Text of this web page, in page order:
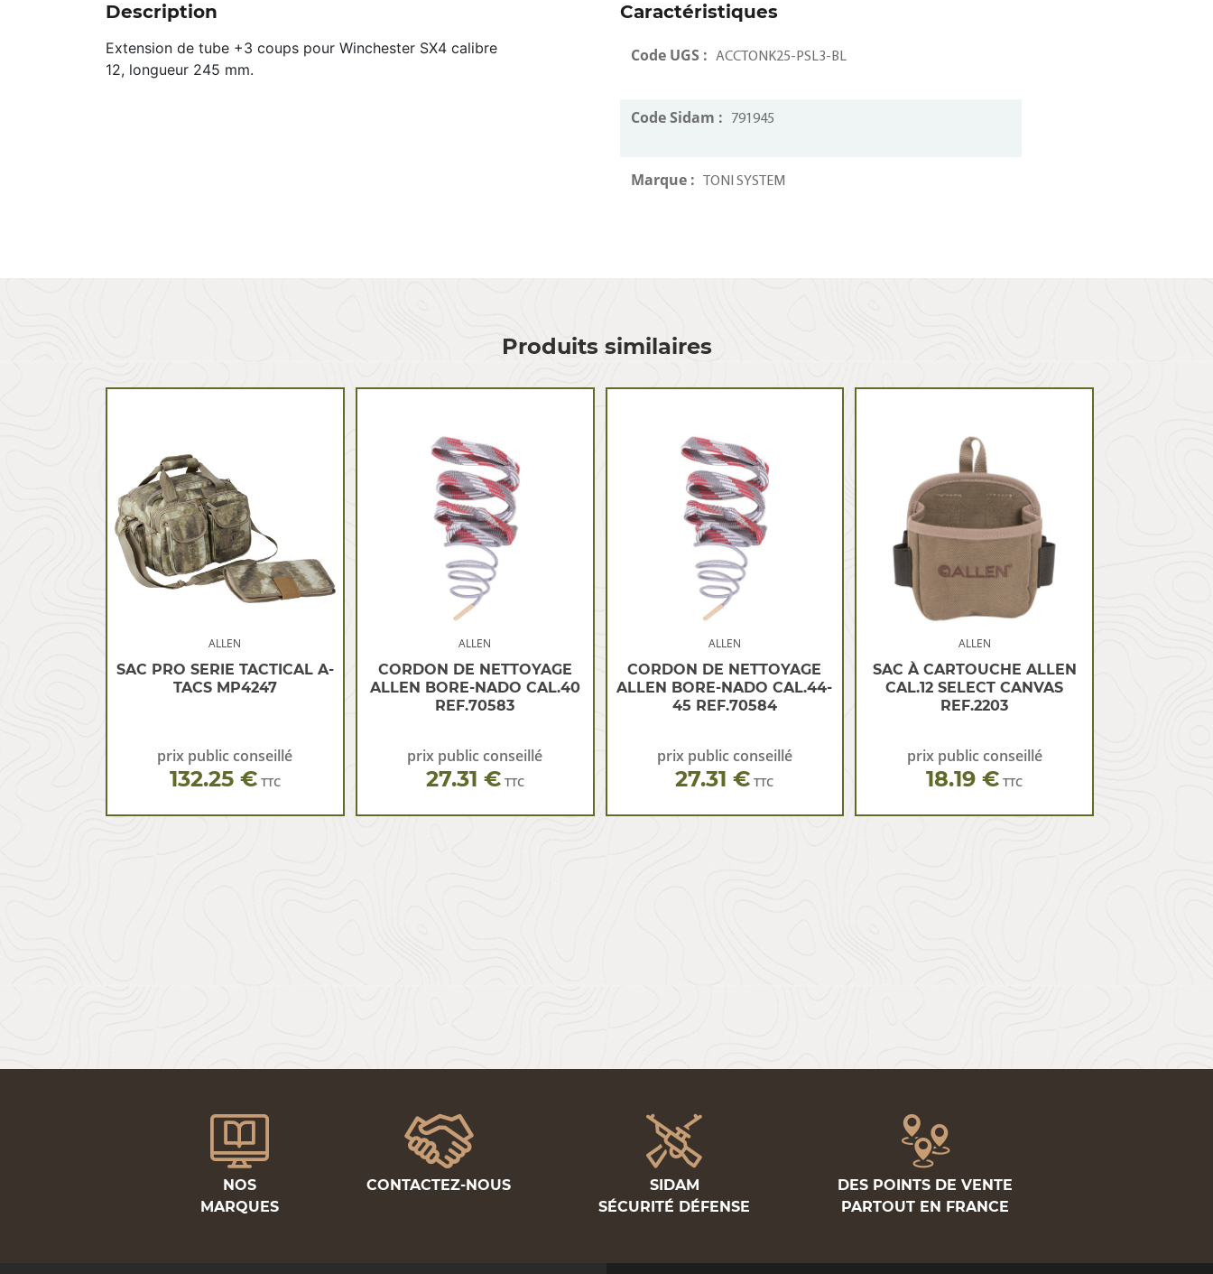
Description
Extension de tube +3 coups pour Winchester SX4 calibre
12, longueur 245 mm.
Caractéristiques
Code UGS : ACCTONK25-PSL3-BL
Code Sidam : 791945
Marque : TONI SYSTEM
Produits similaires
ALLEN
SAC PRO SERIE TACTICAL A-
TACS MP4247
prix public conseillé
132.25 € TTC
ALLEN
CORDON DE NETTOYAGE
ALLEN BORE-NADO CAL.40
REF.70583
prix public conseillé
27.31 € TTC
ALLEN
CORDON DE NETTOYAGE
ALLEN BORE-NADO CAL.44-
45 REF.70584
prix public conseillé
27.31 € TTC
ALLEN
SAC À CARTOUCHE ALLEN
CAL.12 SELECT CANVAS
REF.2203
prix public conseillé
18.19 € TTC
NOS
MARQUES
CONTACTEZ-NOUS
SIDAM
SÉCURITÉ DÉFENSE
DES POINTS DE VENTE
PARTOUT EN FRANCE